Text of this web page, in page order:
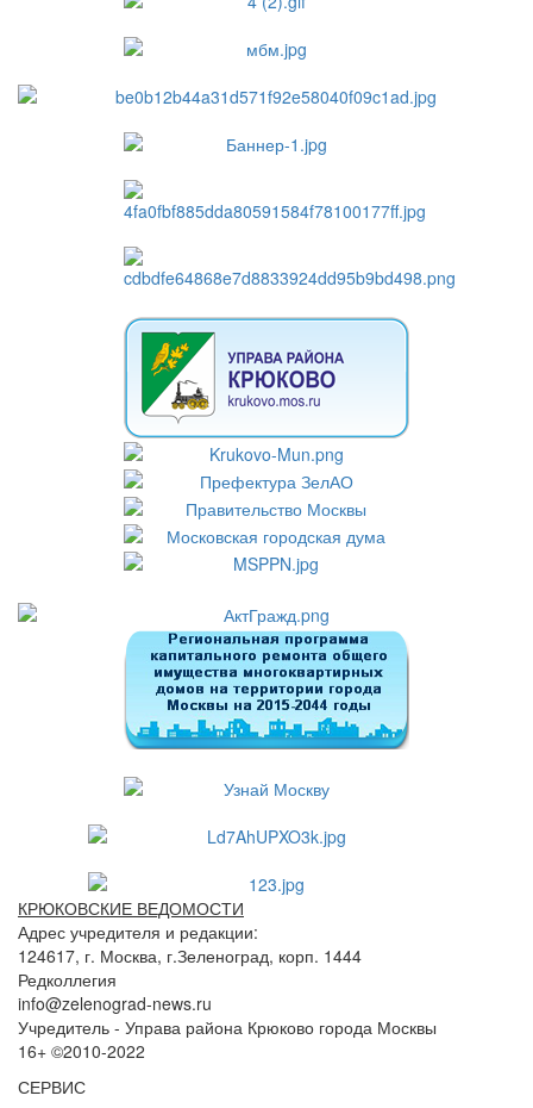
КРЮКОВСКИЕ ВЕДОМОСТИ
Адрес учредителя и редакции:
124617, г. Москва, г.Зеленоград, корп. 1444
Редколлегия
info@zelenograd-news.ru
Учредитель - Управа района Крюково города Москвы
16+ ©2010-2022
СЕРВИС